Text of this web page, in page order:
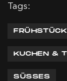
Tags:
KUCHEN &
SÜSSES